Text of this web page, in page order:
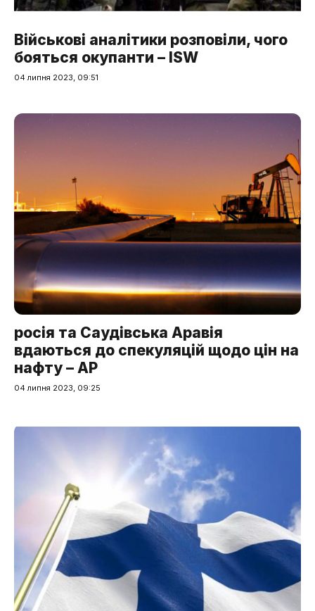
Військові аналітики розповіли, чого
бояться окупанти – ISW
04 липня 2023, 09:51
росія та Саудівська Аравія
вдаються до спекуляцій щодо цін на
нафту – AP
04 липня 2023, 09:25